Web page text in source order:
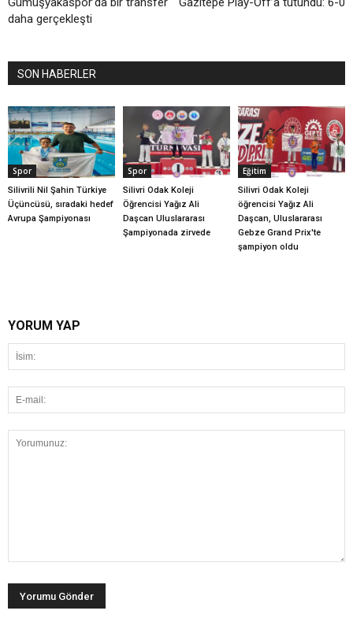
daha gerçekleşti
SON HABERLER
Spor
Silivrili Nil Şahin Türkiye
Üçüncüsü, sıradaki hedef
Avrupa Şampiyonası
Spor
Silivri Odak Koleji
Öğrencisi Yağız Ali
Daşcan Uluslararası
Şampiyonada zirvede
Eğitim
Silivri Odak Koleji
öğrencisi Yağız Ali
Daşcan, Uluslararası
Gebze Grand Prix'te
şampiyon oldu
YORUM YAP